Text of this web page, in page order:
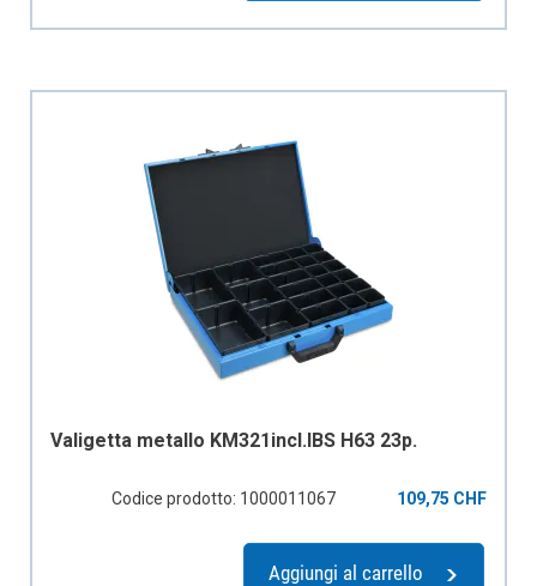
Valigetta metallo KM321incl.IBS H63 23p.
Codice prodotto: 1000011067 109,75 CHF
Aggiungi al carrello